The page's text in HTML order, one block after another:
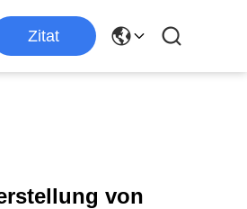
Zitat
von